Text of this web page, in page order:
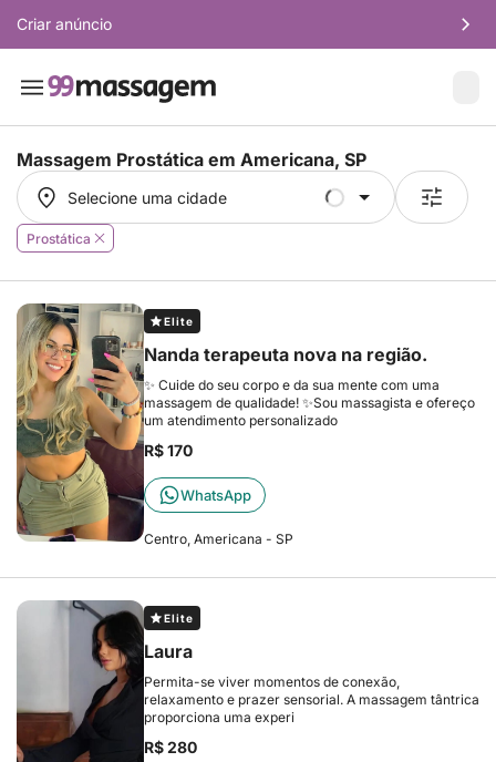
Criar anúncio
Massagem Prostática em Americana, SP
Selecione uma cidade
Selecione uma cidade
Prostática
Elite
Nanda terapeuta nova na região.
✨ Cuide do seu corpo e da sua mente com uma
massagem de qualidade! ✨Sou massagista e ofereço
um atendimento personalizado
R$ 170
WhatsApp
Centro, Americana - SP
Elite
Laura
Permita-se viver momentos de conexão,
relaxamento e prazer sensorial. A massagem tântrica
proporciona uma experi
R$ 280